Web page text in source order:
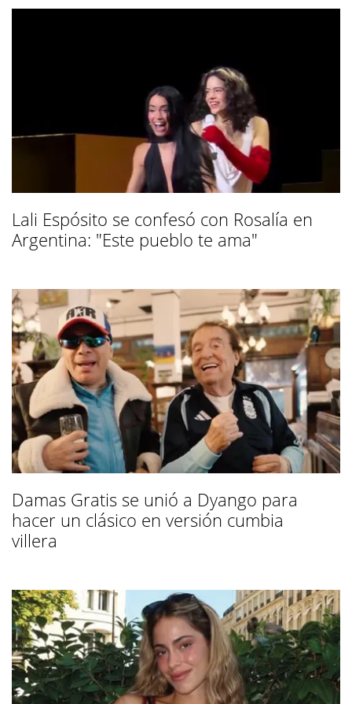
Lali Espósito se confesó con Rosalía en
Argentina: "Este pueblo te ama"
Damas Gratis se unió a Dyango para
hacer un clásico en versión cumbia
villera